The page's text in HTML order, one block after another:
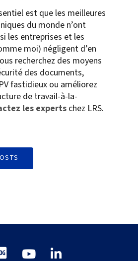
est que les meilleures
du monde n’ont
les entreprises et les
moi) négligent d’en
recherchez des moyens
des documents,
fastidieux ou améliorez
de travail-à-la-
les experts chez LRS.
Youtube
LinkedIn